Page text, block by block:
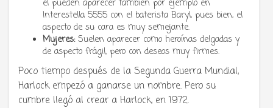
él pueden aparecer también por ejemplo en
Interestella 5555 con el baterista Baryl, pues bien, el
aspecto de su cara es muy semejante.
Mujeres:Suelen aparecer como heroínas delgadas y
de aspecto frágil, pero con deseos muy firmes.
Poco tiempo después de la Segunda Guerra Mundial,
Harlock empezó a ganarse un nombre. Pero su
cumbre llegó al crear a Harlock, en 1972.